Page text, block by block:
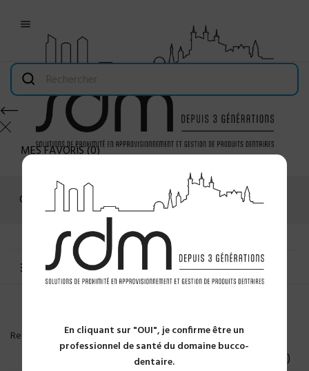
En cliquant sur "OUI", je confirme être un
professionnel de santé du domaine bucco-
dentaire.

MES FAVORIS(0)
Connexion
MENU
Reference, A to Z PLUS DE FILTRE
Affichage 1-20 of 87 article(s)